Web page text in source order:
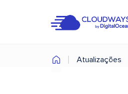
Atualizações